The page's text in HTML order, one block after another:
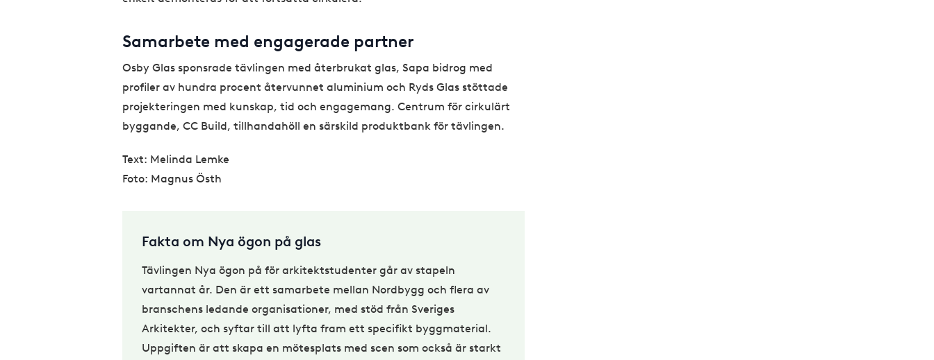
Samarbete med engagerade partner
Osby Glas sponsrade tävlingen med återbrukat glas, Sapa bidrog med
profiler av hundra procent återvunnet aluminium och Ryds Glas stöttade
projekteringen med kunskap, tid och engagemang. Centrum för cirkulärt
byggande, CC Build, tillhandahöll en särskild produktbank för tävlingen.
Text: Melinda Lemke
Foto: Magnus Östh
Fakta om Nya ögon på glas
Tävlingen Nya ögon på för arkitektstudenter går av stapeln
vartannat år. Den är ett samarbete mellan Nordbygg och flera av
branschens ledande organisationer, med stöd från Sveriges
Arkitekter, och syftar till att lyfta fram ett specifikt byggmaterial.
Uppgiften är att skapa en mötesplats med scen som också är starkt